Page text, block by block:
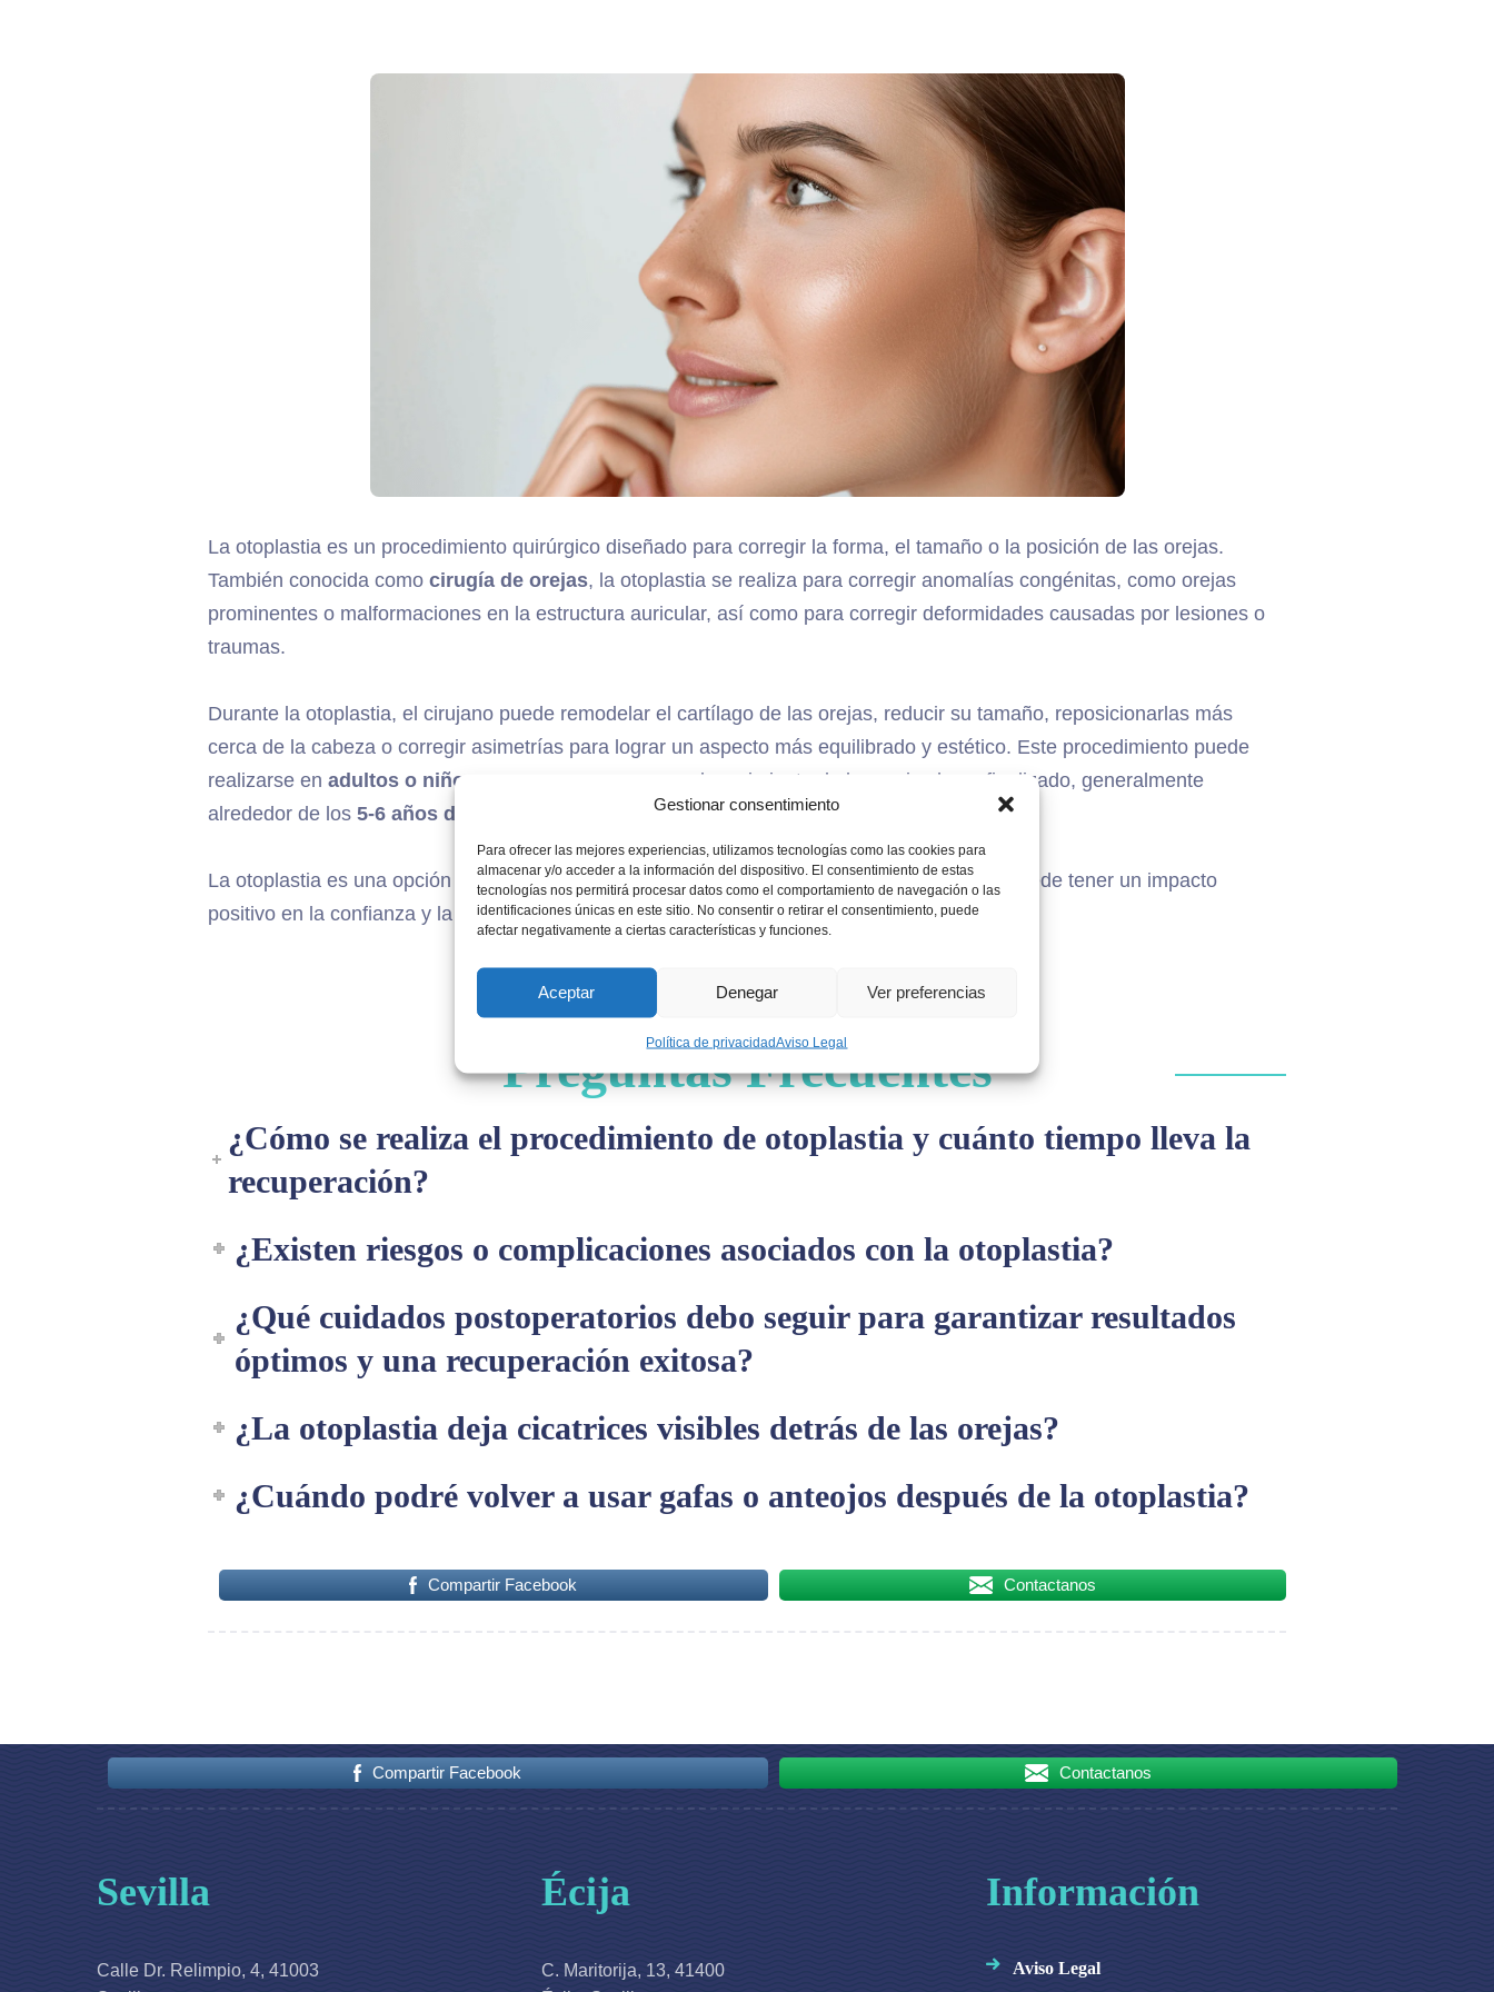
Gestionar consentimiento
Para ofrecer las mejores experiencias, utilizamos tecnologías como las cookies para
almacenar y/o acceder a la información del dispositivo. El consentimiento de estas
tecnologías nos permitirá procesar datos como el comportamiento de navegación o las
identificaciones únicas en este sitio. No consentir o retirar el consentimiento, puede
afectar negativamente a ciertas características y funciones.
Aceptar Denegar Ver preferencias
Política de privacidadAviso Legal
Thermage
Ultraformer III
La otoplastia es un procedimiento quirúrgico diseñado para corregir la forma, el tamaño o la posición de las orejas.
También conocida como cirugía de orejas, la otoplastia se realiza para corregir anomalías congénitas, como orejas
prominentes o malformaciones en la estructura auricular, así como para corregir deformidades causadas por lesiones o
traumas.
Durante la otoplastia, el cirujano puede remodelar el cartílago de las orejas, reducir su tamaño, reposicionarlas más
cerca de la cabeza o corregir asimetrías para lograr un aspecto más equilibrado y estético. Este procedimiento puede
realizarse en adultos o niños mayores
, una vez que el crecimiento de las orejas haya finalizado, generalmente
alrededor de los 5-6 años de edad.
La otoplastia es una opción segura y efectiva paramejorar la apariencia de las orejas y puede tener un impacto
positivo en la confianza y la autoestima del paciente.
Preguntas Frecuentes
¿Cómo se realiza el procedimiento de otoplastia y cuánto tiempo lleva la
recuperación?
¿Existen riesgos o complicaciones asociados con la otoplastia?
¿Qué cuidados postoperatorios debo seguir para garantizar resultados
óptimos y una recuperación exitosa?
¿La otoplastia deja cicatrices visibles detrás de las orejas?
¿Cuándo podré volver a usar gafas o anteojos después de la otoplastia?
Compartir Facebook Contactanos
Compartir Facebook Contactanos
Sevilla
Calle Dr. Relimpio, 4, 41003
Écija
C. Maritorija, 13, 41400
Información
Aviso Legal